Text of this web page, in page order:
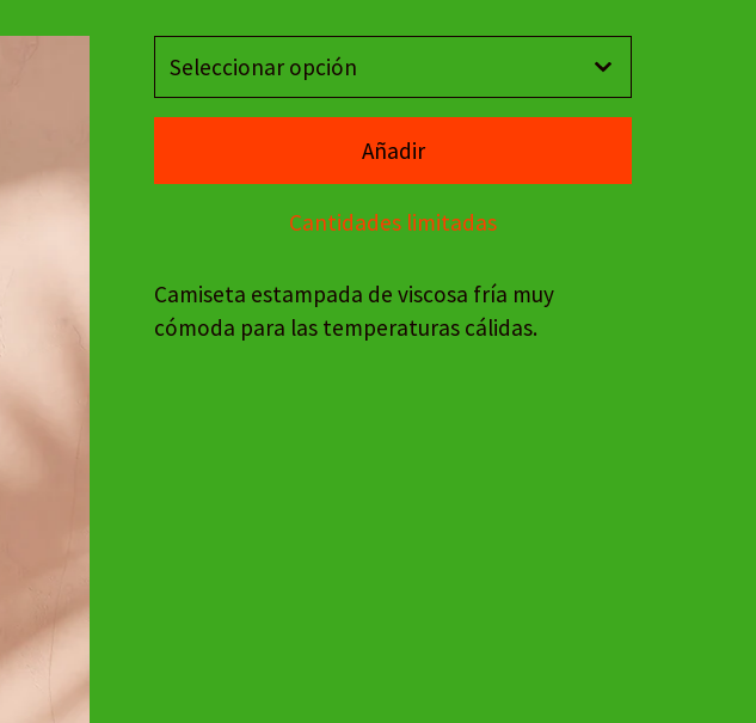
Añadir
Cantidades limitadas
Camiseta estampada de viscosa fría muy
cómoda para las temperaturas cálidas.